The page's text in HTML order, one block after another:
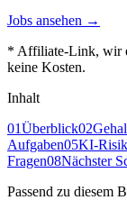
Jobs ansehen →
* Affiliate-Link, wir
keine Kosten.
Inhalt
01Überblick02
Aufgaben05KI-
Fragen08Nächster
Passend zu diesem